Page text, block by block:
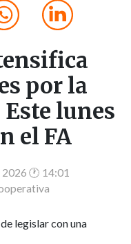
por la
lunes
el FA
🕐 14:01
legislar con una